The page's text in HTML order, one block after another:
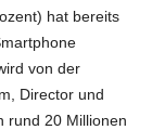
hat bereits
von der
Director und
rund 20 Millionen